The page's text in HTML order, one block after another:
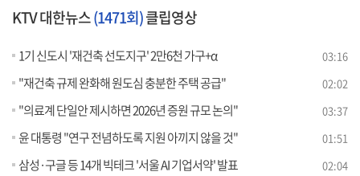
KTV 대한뉴스(1471회)클립영상
1기 신도시 '재건축 선도지구' 2만6천 가구+α 03:16
"재건축 규제 완화해 원도심 충분한 주택 공급" 02:02
"의료계 단일안 제시하면 2026년 증원 규모 논의" 03:37
윤 대통령 "연구 전념하도록 지원 아끼지 않을 것" 01:51
삼성·구글 등 14개 빅테크 '서울 AI 기업서약' 발표 02:04